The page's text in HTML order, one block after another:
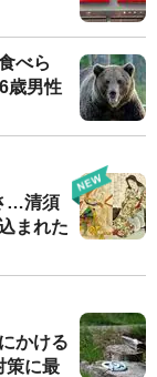
べら
歳男性
…清須
まれた
かける
策に最